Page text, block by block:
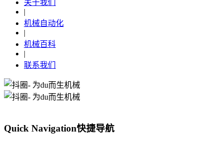
关于我们
|
机械自动化
|
机械百科
|
联系我们
Quick Navigation快捷导航